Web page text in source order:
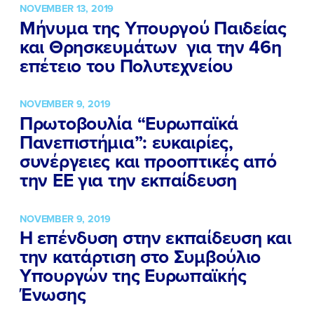
ΠΟΙΑ ΕΙΜΑΙ
ΕΚΔΗΛΩΣΕΙΣ
ΝΕΑ
ΕΛΑ ΚΙ ΕΣΥ
NOVEMBER 13, 2019
Μήνυμα της Υπουργού Παιδείας
και Θρησκευμάτων για την 46η
επέτειο του Πολυτεχνείου
NOVEMBER 9, 2019
Πρωτοβουλία “Ευρωπαϊκά
Πανεπιστήμια”: ευκαιρίες,
συνέργειες και προοπτικές από
την ΕΕ για την εκπαίδευση
NOVEMBER 9, 2019
Η επένδυση στην εκπαίδευση και
την κατάρτιση στο Συμβούλιο
Υπουργών της Ευρωπαϊκής
Ένωσης